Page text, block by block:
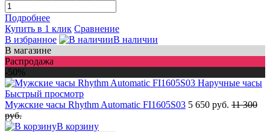
Подробнее
Купить в 1 клик Сравнение
В избранное
В наличии
В магазине
Распродажа
-50%
Быстрый просмотр
Мужские часы Rhythm Automatic FI1605S03 5 650 руб. 11 300
руб.
В корзину